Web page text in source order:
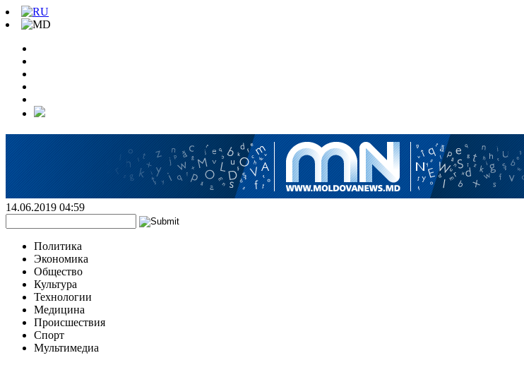
14.06.2019 04:59
Политика
Экономика
Общество
Культура
Технологии
Медицина
Происшествия
Спорт
Мультимедиа